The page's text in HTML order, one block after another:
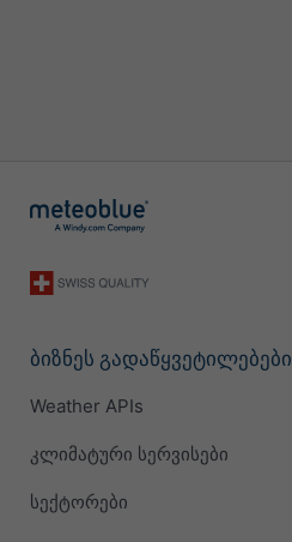
ბიზნეს გადაწყვეტილებები
Weather APIs
კლიმატური სერვისები
სექტორები